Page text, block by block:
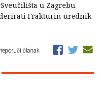
u Zagrebu
Frakturin urednik
članak